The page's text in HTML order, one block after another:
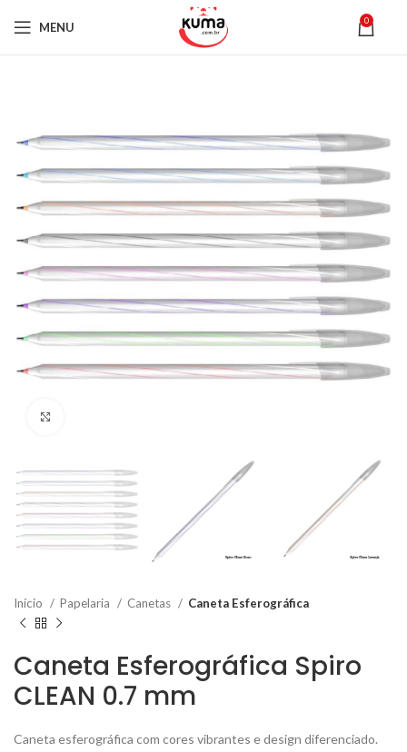
MENU 0
Início Papelaria Canetas Caneta Esferográfica
Caneta Esferográfica Spiro
CLEAN 0.7 mm
Caneta esferográfica com cores vibrantes e design diferenciado.